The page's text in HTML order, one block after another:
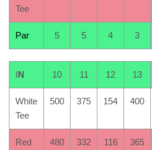
Tee
Par 5 5 4 3
IN 10 11 12 13
White
Tee
500 375 154 400
Red
480 332 116 365